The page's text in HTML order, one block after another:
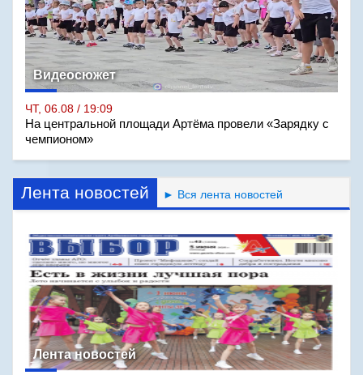
Видеосюжет
ЧТ, 06.08 / 19:09
На центральной площади Артёма провели «Зарядку с
чемпионом»
Лента новостей ► Вся лента новостей
Лента новостей